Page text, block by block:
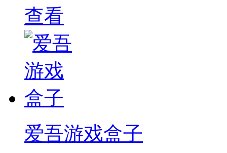
查看
爱吾游戏盒子